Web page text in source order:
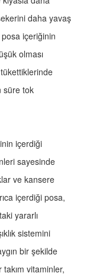
daha yavaş
içeriğinin
olması
süre tok
içerdiği
sayesinde
ve kansere
içerdiği posa,
yararlı
sistemini
bir şekilde
vitaminler,